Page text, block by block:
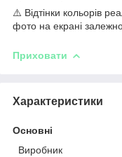
⚠️ Відтінки кольорів
фото на екрані
Приховати
Характеристики
Основні
Виробник